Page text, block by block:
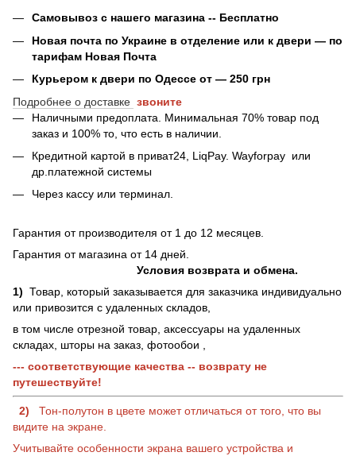
Самовывоз с нашего магазина -- Бесплатно
Новая почта по Украине в отделение или к двери — по
тарифам Новая Почта
Курьером к двери по Одессе от — 250 грн
Подробнее о доставке звоните
Наличными предоплата. Минимальная 70% товар под
заказ и 100% то, что есть в наличии.
Кредитной картой в приват24, LiqPay. Wayforpay или
др.платежной системы
Через кассу или терминал.
Гарантия от производителя от 1 до 12 месяцев.
Гарантия от магазина от 14 дней.
Условия возврата и обмена.
1) Товар, который заказывается для заказчика индивидуально
или привозится с удаленных складов,
в том числе отрезной товар, аксессуары на удаленных
складах, шторы на заказ, фотообои ,
--- соответствующие качества -- возврату не
путешествуйте!
2)
Тон-полутон в цвете может отличаться от того, что вы
видите на экране.
Учитывайте особенности экрана вашего устройства и